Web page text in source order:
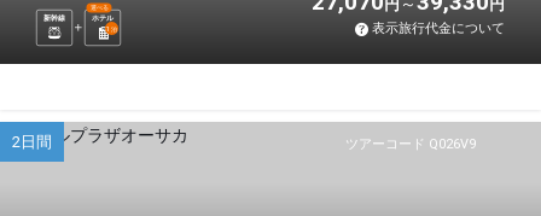
新幹線 ホテル
選べる
1 泊
円 円
表示旅行代金について
ツアーコード Q026V9
2日間